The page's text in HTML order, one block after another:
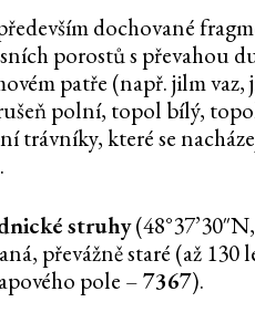
dochované
porostů s převahou
patře (např. jilm
polní, topol bílý,
trávníky, které se
struhy
převážně staré (až
pole –7367).